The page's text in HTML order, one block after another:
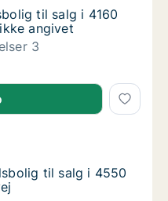
til salg i 4160
til salg i 4160
angivet
3
til salg i 4160
til salg i 4550
salg i 4550 Asnæs,
til salg i 4550
til salg i 4550